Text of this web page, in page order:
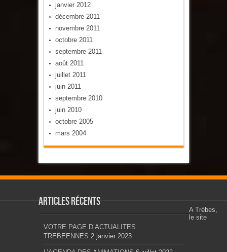
janvier 2012
décembre 2011
novembre 2011
octobre 2011
septembre 2011
août 2011
juillet 2011
juin 2011
septembre 2010
juin 2010
octobre 2005
mars 2004
Articles récents
VOTRE PAGE D’ACTUALITES
TREBEENNES 2 janvier 2023
A Trèbes,
le site